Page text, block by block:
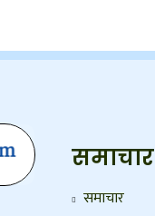
समाचार
समाचार